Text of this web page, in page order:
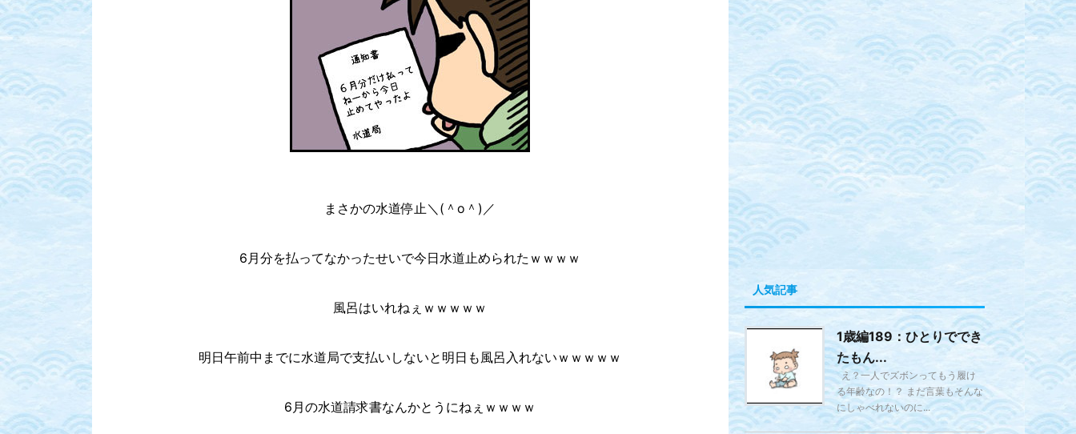
まさかの水道停止＼(＾o＾)／
6月分を払ってなかったせいで今日水道止められたｗｗｗｗ
風呂はいれねぇｗｗｗｗｗ
明日午前中までに水道局で支払いしないと明日も風呂入れないｗｗｗｗｗ
6月の水道請求書なんかとうにねぇｗｗｗｗ
人気記事
1歳編189：ひとりででき
たもん...
え？一人でズボンってもう履け
る年齢なの！？ まだ言葉もそんな
にしゃべれないのに...